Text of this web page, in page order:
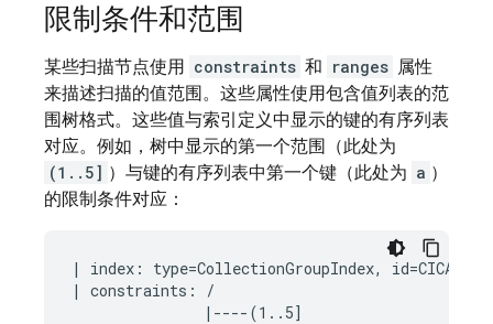
限制条件和范围
某些扫描节点使用 constraints 和 ranges 属性
来描述扫描的值范围。这些属性使用包含值列表的范
围树格式。这些值与索引定义中显示的键的有序列表
对应。例如，树中显示的第一个范围（此处为
(1..5] ）与键的有序列表中第一个键（此处为 a ）
的限制条件对应：
| index: type=CollectionGroupIndex,
| constraints: /
               |----(1..5]